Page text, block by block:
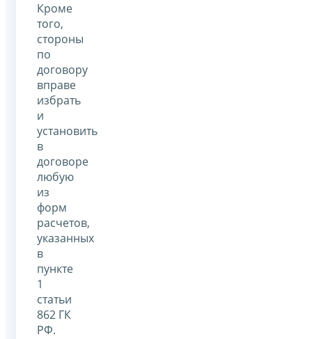
Кроме
того,
стороны
по
договору
вправе
избрать
и
установить
в
договоре
любую
из
форм
расчетов,
указанных
в
пункте
1
статьи
862 ГК
РФ.